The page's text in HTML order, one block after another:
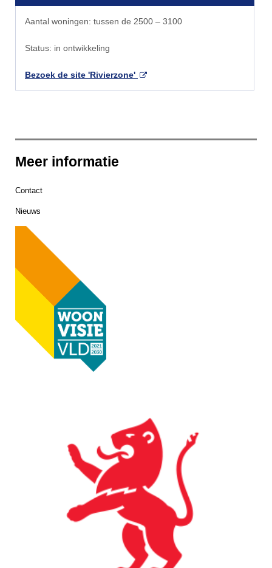
Aantal woningen: tussen de 2500 – 3100
Status: in ontwikkeling
Bezoek de site 'Rivierzone'
Meer informatie
Contact
Nieuws